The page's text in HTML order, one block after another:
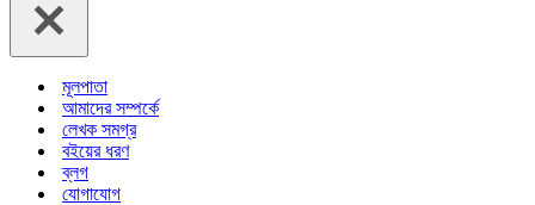
মূলপাতা
আমাদের সম্পর্কে
লেখক সমগ্র
বইয়ের ধরণ
ব্লগ
যোগাযোগ